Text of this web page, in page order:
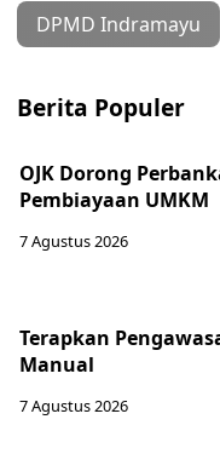
DPMD Indramayu
Berita Populer
OJK Dorong
Pembiayaan UMKM
7 Agustus 2026
Terapkan
Manual
7 Agustus 2026